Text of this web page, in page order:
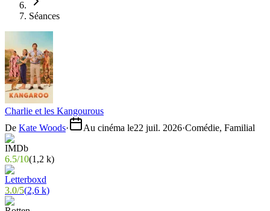
Séances
Charlie et les Kangourous
De Kate Woods· Au cinéma le22 juil. 2026·Comédie, Familial
6.5/10(1,2 k)
3.0/5(2,6 k)